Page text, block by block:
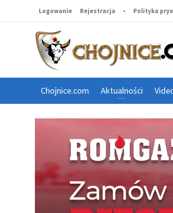
Logowanie Rejestracja • Polityka
Chojnice.com Aktualności